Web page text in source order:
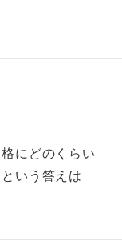
にどのくらい
いう答えは